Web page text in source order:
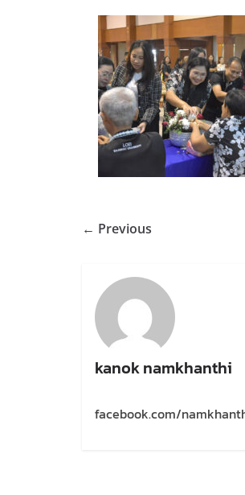
← Previous
kanok namkhanthi
facebook.com/